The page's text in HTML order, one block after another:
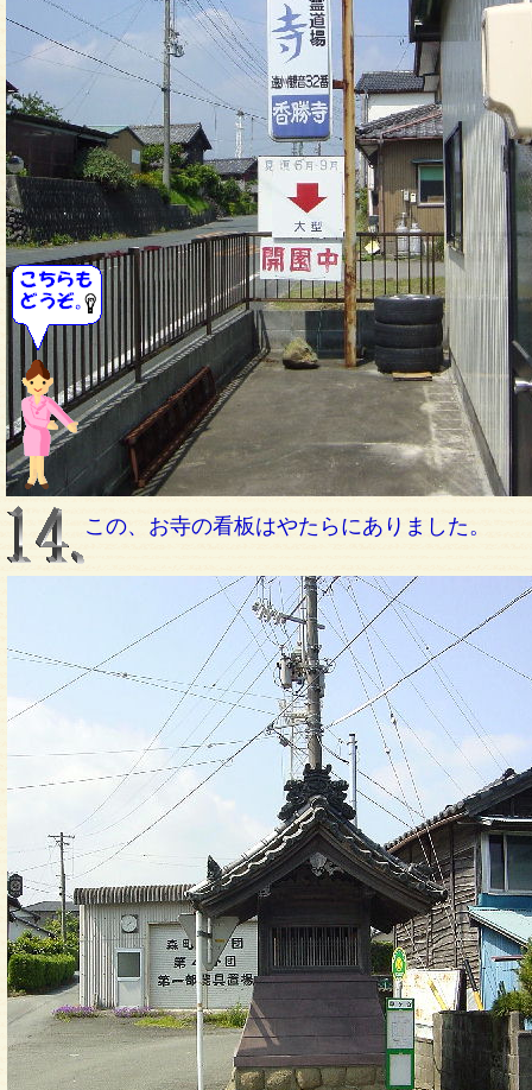
この、お寺の看板はやたらにありました。